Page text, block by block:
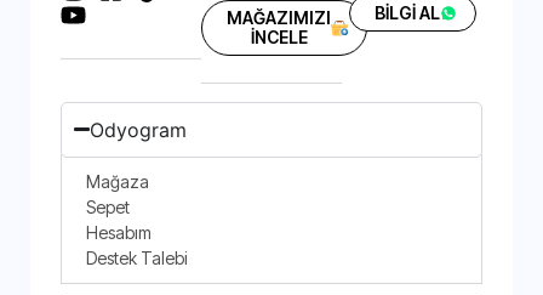
MAĞAZIMIZI
İNCELE
BİLGİ AL
Odyogram
Mağaza
Sepet
Hesabım
Destek Talebi